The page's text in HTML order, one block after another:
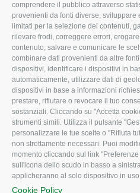
comprendere il pubblico attraverso
provenienti da fonti diverse, sviluppare
limitati per la selezione dei contenuti,
rilevare frodi, correggere errori,
contenuto, salvare e comunicare le
combinare dati provenienti da altre
dispositivi, identificare i dispositivi in
automaticamente, utilizzare dati di
dispositivi in base a informazioni
prestare, rifiutare o revocare il tuo
sostanziali. Cliccando su "Accetta
strumenti simili. Utilizza il pulsante
personalizzare le tue scelte o "Rifiuta
non strettamente necessari. Puoi
momento cliccando sul link
sull'icona dello scudo in basso a
applicheranno al solo dispositivo in
Cookie Policy
Uffici della Sede
provinciale
Le Sedi di Zona
Agricoltori S.r.l.
Whistleblowing
Confagricoltura Rovigo e
Agricoltori srl